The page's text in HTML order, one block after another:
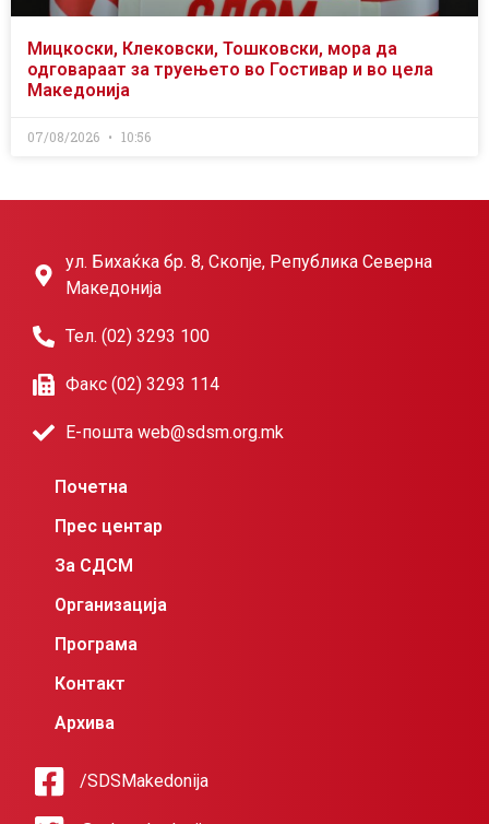
Мицкоски, Клековски, Тошковски, мора да
одговараат за труењето во Гостивар и во цела
Македонија
07/08/2026 10:56
ул. Бихаќка бр. 8, Скопје, Република Северна
Македонија
Тел. (02) 3293 100
Факс (02) 3293 114
Е-пошта web@sdsm.org.mk
Почетна
Прес центар
За СДСМ
Организација
Програма
Контакт
Архива
/SDSMakedonija